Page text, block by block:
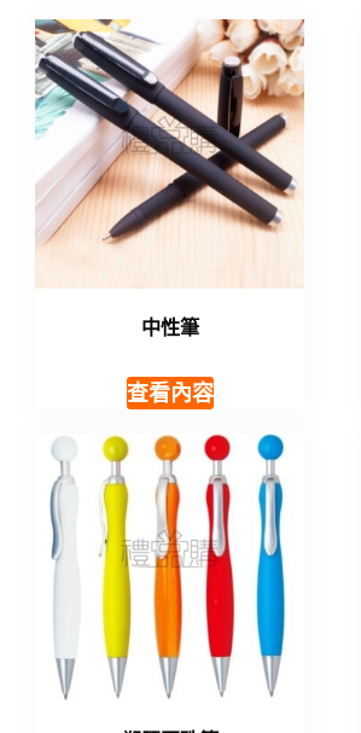
中性筆
查看內容